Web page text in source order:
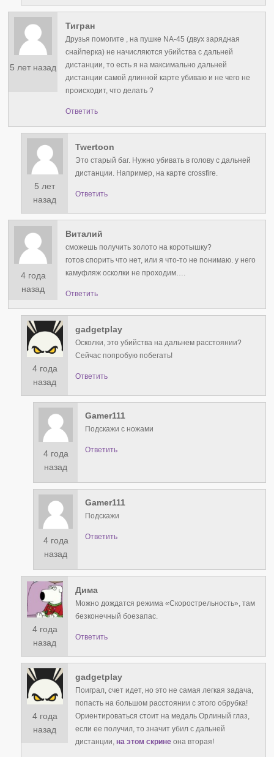
5 лет назад
Тигран
Друзья помогите , на пушке NA-45 (двух зарядная
снайперка) не начисляются убийства с дальней
дистанции, то есть я на максимально дальней
дистанции самой длинной карте убиваю и не чего не
происходит, что делать ?
Ответить
5 лет
назад
Twertoon
Это старый баг. Нужно убивать в голову с дальней
дистанции. Например, на карте crossfire.
Ответить
4 года
назад
Виталий
сможешь получить золото на коротышку?
готов спорить что нет, или я что-то не понимаю. у него
камуфляж осколки не проходим….
Ответить
4 года
назад
gadgetplay
Осколки, это убийства на дальнем расстоянии?
Сейчас попробую побегать!
Ответить
4 года
назад
Gamer111
Подскажи с ножами
Ответить
4 года
назад
Gamer111
Подскажи
Ответить
4 года
назад
Дима
Можно дождатся режима «Скорострельность», там
безконечный боезапас.
Ответить
4 года
назад
gadgetplay
Поиграл, счет идет, но это не самая легкая задача,
попасть на большом расстоянии с этого обрубка!
Ориентироваться стоит на медаль Орлиный глаз,
если ее получил, то значит убил с дальней
дистанции,на этом скрине она вторая!